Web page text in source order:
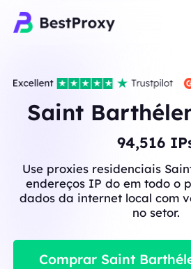
Saint
94,516
Use proxies residenciais
endereços IP do em todo o
dados da internet local com
no setor.
Comprar Saint